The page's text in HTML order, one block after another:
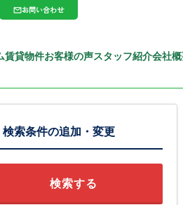
お問い合わせ
賃貸物件お客様の声スタッフ紹介会社
検索条件の追加・変更